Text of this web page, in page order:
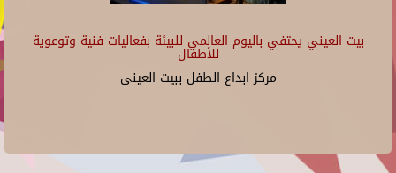
بيت العيني يحتفي باليوم العالمي للبيئة بفعاليات فنية وتوعوية
للأطفال
مركز ابداع الطفل ببيت العينى